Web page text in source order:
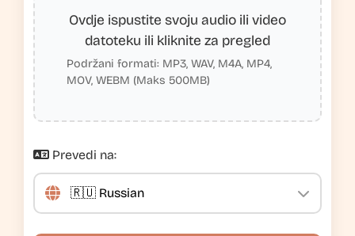
Ovdje ispustite svoju audio ili video
datoteku ili kliknite za pregled
Podržani formati: MP3, WAV, M4A, MP4,
MOV, WEBM (Maks 500MB)
Prevedi na: